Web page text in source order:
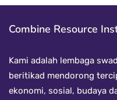
Combine Resource
Kami adalah lembaga
beritikad mendorong
ekonomi, sosial, budaya